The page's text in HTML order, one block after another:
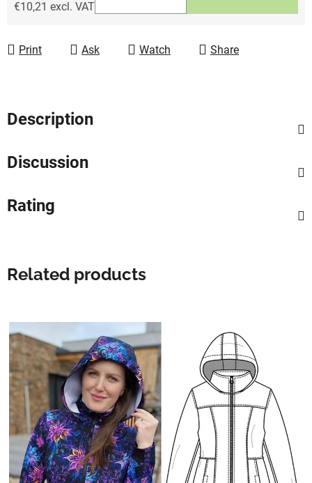
€10,21 excl. VAT
Print Ask Watch Share
Description
Discussion
Rating
Related products